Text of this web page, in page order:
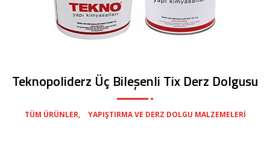
Teknopoliderz Üç Bileşenli Tix Derz Dolgusu
TÜM ÜRÜNLER YAPIŞTIRMA VE DERZ DOLGU MALZEMELERI